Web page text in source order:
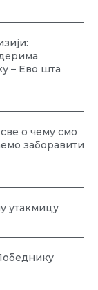
– Ево шта
о чему смо
заборавити
утакмицу